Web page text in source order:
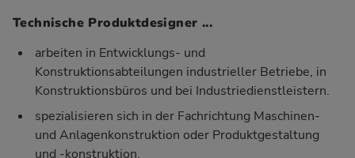
Technische Produktdesigner ...
arbeiten in Entwicklungs- und
Konstruktionsabteilungen industrieller Betriebe, in
Konstruktionsbüros und bei Industriedienstleistern.
spezialisieren sich in der Fachrichtung Maschinen-
und Anlagenkonstruktion oder Produktgestaltung
und -konstruktion.